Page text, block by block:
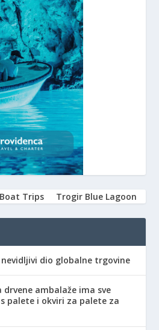
Trips Trogir Blue Lagoon
dio globalne trgovine
ambalaže ima sve
palete i okviri za palete za